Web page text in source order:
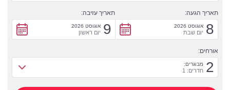
תאריך הגעה:
8 אוגוסט 2026
יום שבת
תאריך עזיבה:
9 אוגוסט 2026
יום ראשון
אורחים:
2 מבוגרים:
חדרים: 1